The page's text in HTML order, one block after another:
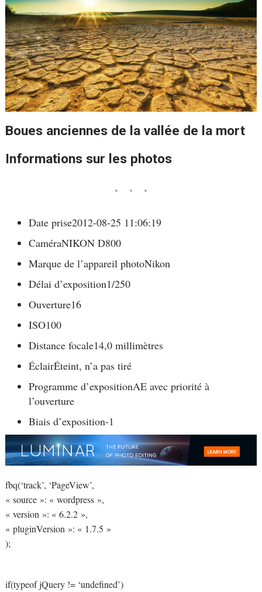
Boues anciennes de la vallée de la mort
Informations sur les photos
Date prise2012-08-25 11:06:19
CaméraNIKON D800
Marque de l’appareil photoNikon
Délai d’exposition1/250
Ouverture16
ISO100
Distance focale14,0 millimètres
ÉclairÉteint, n’a pas tiré
Programme d’expositionAE avec priorité à
l’ouverture
Biais d’exposition-1
fbq(‘track’, ‘PageView’,
« source »: « wordpress »,
« version »: « 6.2.2 »,
« pluginVersion »: « 1.7.5 »
);
if(typeof jQuery != ‘undefined’)